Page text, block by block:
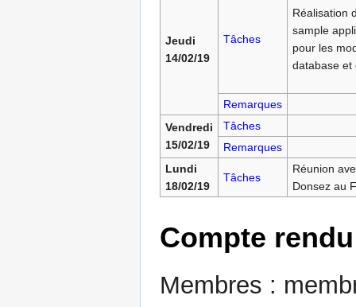
Jeudi
14/02/19
Tâches
Réalisation
sample
pour les
database et
Remarques
Vendredi
15/02/19
Tâches
Remarques
Lundi
18/02/19
Tâches
Réunion
Donsez au
Compte
Membres :